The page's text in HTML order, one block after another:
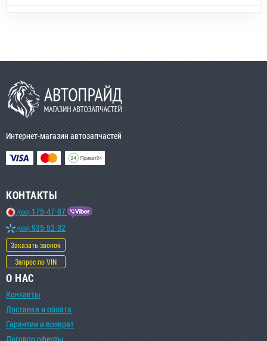
Интернет-магазин автозапчастей
КОНТАКТЫ
(099) 175-47-87
(068) 935-52-32
Заказать звонок
Запрос по VIN
О НАС
Контакты
Доставка и оплата
Гарантии и возврат